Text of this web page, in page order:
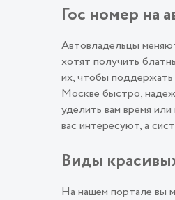
Гос номер на
Автовладельцы
хотят получить
их, чтобы поддержать
Москве быстро,
уделить вам время
вас интересуют, а
Виды
На нашем портале вы